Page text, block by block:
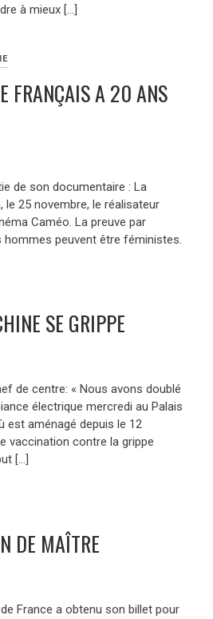
à mieux […]
FRANÇAIS A 20 ANS
de son documentaire : La
le 25 novembre, le réalisateur
Caméo. La preuve par
hommes peuvent être féministes.
SE GRIPPE
de centre: « Nous avons doublé
électrique mercredi au Palais
est aménagé depuis le 12
vaccination contre la grippe
[…]
DE MAÎTRE
France a obtenu son billet pour